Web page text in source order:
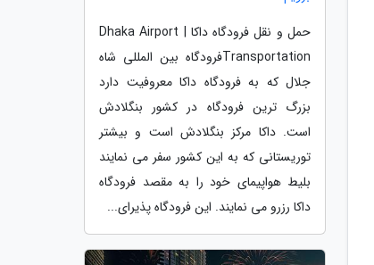
حمل و نقل فرودگاه داکا | Dhaka Airport
Transportationفرودگاه بین المللی شاه
جلال که به فرودگاه داکا معروفیت دارد
بزرگ ترین فرودگاه در کشور بنگلادش
است. داکا مرکز بنگلادش است و بیشتر
توریستانی که به این کشور سفر می نمایند
بلیط هواپیمای خود را به مقصد فرودگاه
داکا رزرو می نمایند. این فرودگاه پذیرای...